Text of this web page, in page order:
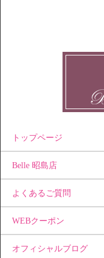
トップページ
Belle 昭島店
よくあるご質問
WEBクーポン
オフィシャルブログ